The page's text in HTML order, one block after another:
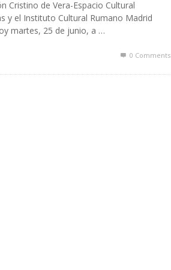
Cristino de Vera-Espacio Cultural
y el Instituto Cultural Rumano Madrid
martes, 25 de junio, a …
0 Comments